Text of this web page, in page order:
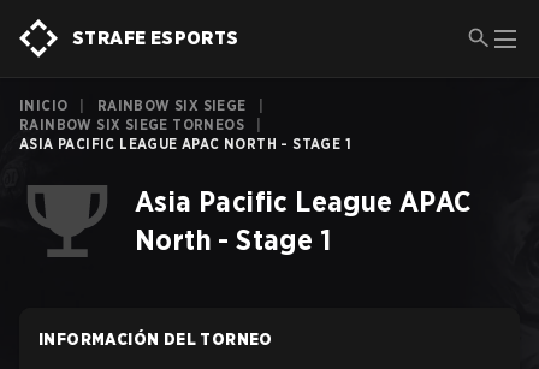
STRAFE ESPORTS
INICIO RAINBOW SIX SIEGE
RAINBOW SIX SIEGE TORNEOS
ASIA PACIFIC LEAGUE APAC NORTH - STAGE 1
Asia Pacific League APAC
North - Stage 1
INFORMACIÓN DEL TORNEO